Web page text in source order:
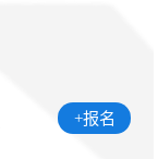
+报名